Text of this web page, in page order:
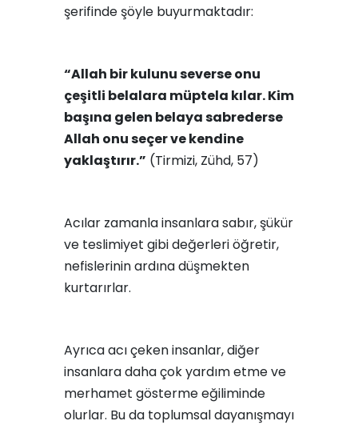
şerifinde şöyle buyurmaktadır:
“Allah bir kulunu severse onu
çeşitli belalara müptela kılar. Kim
başına gelen belaya sabrederse
Allah onu seçer ve kendine
yaklaştırır.” (Tirmizi, Zühd, 57)
Acılar zamanla insanlara sabır, şükür
ve teslimiyet gibi değerleri öğretir,
nefislerinin ardına düşmekten
kurtarırlar.
Ayrıca acı çeken insanlar, diğer
insanlara daha çok yardım etme ve
merhamet gösterme eğiliminde
olurlar. Bu da toplumsal dayanışmayı